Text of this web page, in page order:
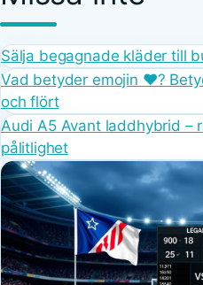
Sälja begagnade kläder till
Vad betyder emojin ❤️?
och flört
Audi A5 Avant laddhybrid –
pålitlighet